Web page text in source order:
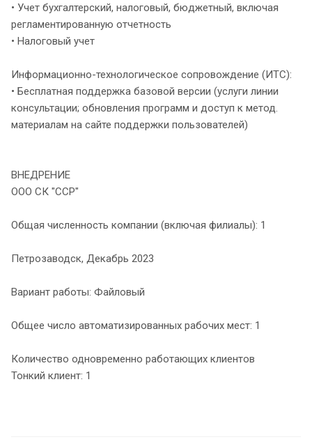
• Учет бухгалтерский, налоговый, бюджетный, включая
регламентированную отчетность
• Налоговый учет
Информационно-технологическое сопровождение (ИТС):
• Бесплатная поддержка базовой версии (услуги линии
консультации; обновления программ и доступ к метод.
материалам на сайте поддержки пользователей)
ВНЕДРЕНИЕ
ООО СК "ССР"
Общая численность компании (включая филиалы): 1
Петрозаводск, Декабрь 2023
Вариант работы: Файловый
Общее число автоматизированных рабочих мест: 1
Количество одновременно работающих клиентов
Тонкий клиент: 1